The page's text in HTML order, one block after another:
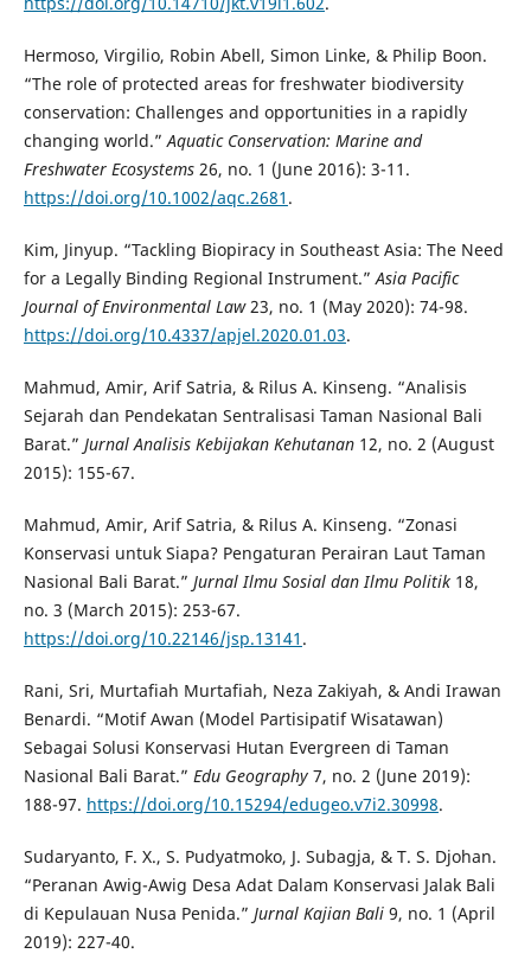
Hermoso, Virgilio, Robin Abell, Simon Linke, & Philip Boon.
“The role of protected areas for freshwater biodiversity
conservation: Challenges and opportunities in a rapidly
changing world.” Aquatic Conservation: Marine and
Freshwater Ecosystems26, no. 1 (June 2016): 3-11.
https://doi.org/10.1002/aqc.2681 .
Kim, Jinyup. “Tackling Biopiracy in Southeast Asia: The Need
for a Legally Binding Regional Instrument.”Asia Pacific
Journal of Environmental Law23, no. 1 (May 2020): 74-98.
https://doi.org/10.4337/apjel.2020.01.03.
Mahmud, Amir, Arif Satria, & Rilus A. Kinseng. “Analisis
Sejarah dan Pendekatan Sentralisasi Taman Nasional Bali
Barat.” Jurnal Analisis Kebijakan Kehutanan12, no. 2 (August
2015): 155-67.
Mahmud, Amir, Arif Satria, & Rilus A. Kinseng. “Zonasi
Konservasi untuk Siapa? Pengaturan Perairan Laut Taman
Nasional Bali Barat.” Jurnal Ilmu Sosial dan Ilmu Politik18,
no. 3 (March 2015): 253-67.
https://doi.org/10.22146/jsp.13141 .
Rani, Sri, Murtafiah Murtafiah, Neza Zakiyah, & Andi Irawan
Benardi. “Motif Awan (Model Partisipatif Wisatawan)
Sebagai Solusi Konservasi Hutan Evergreen di Taman
Nasional Bali Barat.” Edu Geography7, no. 2 (June 2019):
188-97. https://doi.org/10.15294/edugeo.v7i2.30998.
Sudaryanto, F. X., S. Pudyatmoko, J. Subagja, & T. S. Djohan.
“Peranan Awig-Awig Desa Adat Dalam Konservasi Jalak Bali
di Kepulauan Nusa Penida.” Jurnal Kajian Bali9, no. 1 (April
2019): 227-40.